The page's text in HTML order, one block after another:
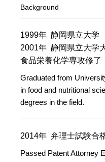
Background
1999年 静岡県立大学
2001年 静岡県立大学
食品栄養化学専攻修了
Graduated from
in food and nutritional
degrees in the field.
2014年 弁理士試験合
Passed Patent Attorney